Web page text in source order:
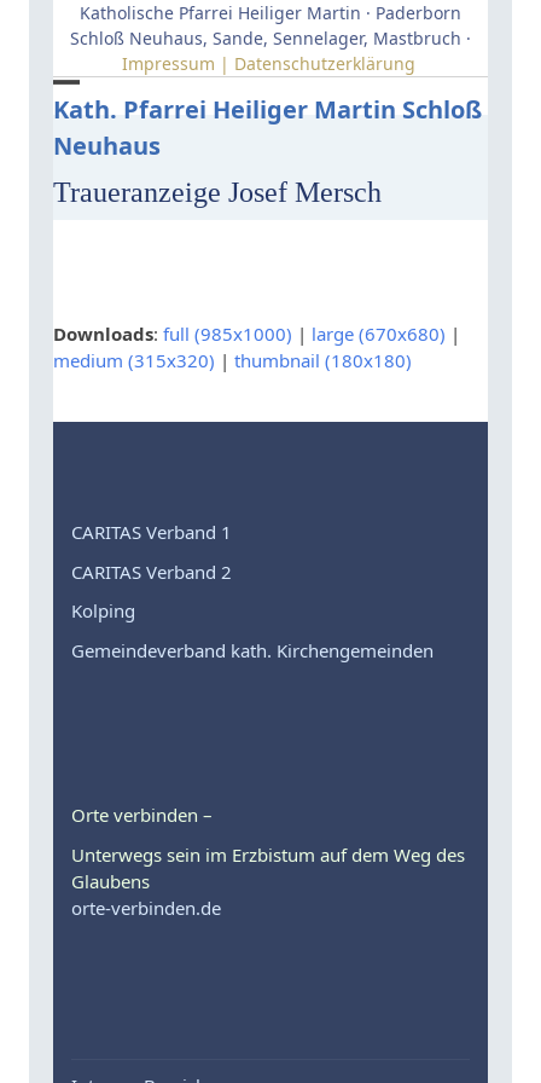
Katholische Pfarrei Heiliger Martin · Paderborn
Schloß Neuhaus, Sande, Sennelager, Mastbruch ·
Impressum | Datenschutzerklärung
Kath. Pfarrei Heiliger Martin Schloß
Neuhaus
Open
mobile
menu
Close
mobile
menu
Traueranzeige Josef Mersch
Downloads: full (985x1000) | large (670x680) |
medium (315x320) | thumbnail (180x180)
CARITAS Verband 1
CARITAS Verband 2
Kolping
Gemeindeverband kath. Kirchengemeinden
Orte verbinden –
Unterwegs sein im Erzbistum auf dem Weg des
Glaubens
orte-verbinden.de